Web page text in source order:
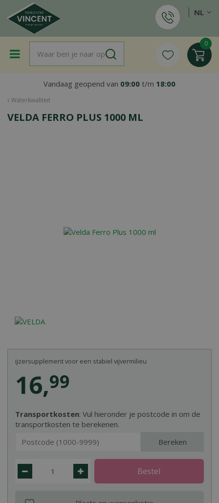
a
Waterkwaliteit
Vandaag geopend van 09:00 t/m 18:00
NL
VELDA FERRO PLUS 1000 ML
Transportkosten: Vul hieronder je postcode in om de
transportkosten te berekenen.
Bereken
16,99
ijzersupplement voor een stabiel vijvermilieu